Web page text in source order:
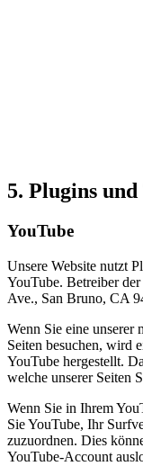
5. Plugins und
YouTube
Unsere Website nutzt
YouTube. Betreiber
Ave., San Bruno, CA
Wenn Sie eine unserer
Seiten besuchen, wird
YouTube hergestellt.
welche unserer Seiten
Wenn Sie in Ihrem
Sie YouTube, Ihr
zuzuordnen. Dies
YouTube-Account